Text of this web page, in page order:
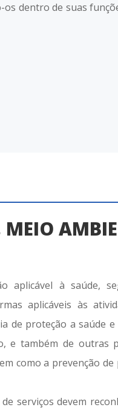
dentro de suas
aplicável à saúde,
aplicáveis às
de proteção a saúde e
e também de outras
como a prevenção
serviços devem